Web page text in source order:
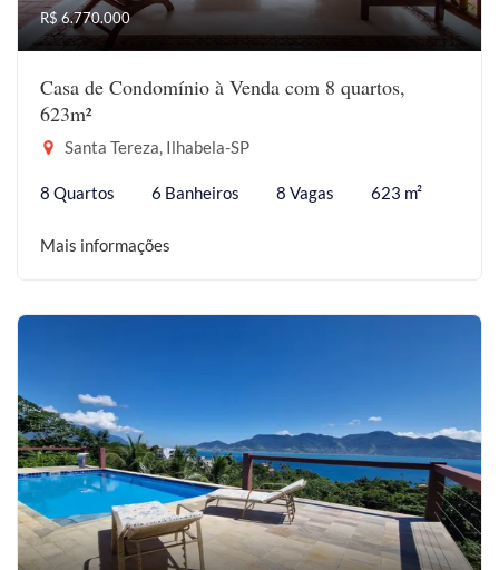
R$ 6.770.000
Casa de Condomínio à Venda com 8 quartos,
623m²
Santa Tereza, Ilhabela-SP
8 Quartos 6 Banheiros 8 Vagas 623 m²
Mais informações